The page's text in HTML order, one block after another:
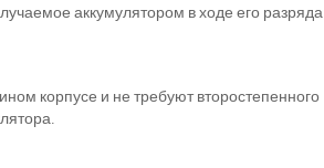
аккумулятором в ходе его разряда
корпусе и не требуют второстепенного